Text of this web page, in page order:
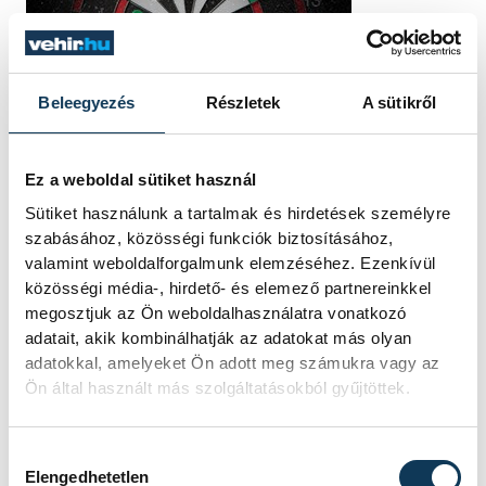
Beleegyezés Részletek A sütikről
Ez a weboldal sütiket használ
Sütiket használunk a tartalmak és hirdetések személyre
szabásához, közösségi funkciók biztosításához,
valamint weboldalforgalmunk elemzéséhez. Ezenkívül
közösségi média-, hirdető- és elemező partnereinkkel
megosztjuk az Ön weboldalhasználatra vonatkozó
adatait, akik kombinálhatják az adatokat más olyan
adatokkal, amelyeket Ön adott meg számukra vagy az
Ön által használt más szolgáltatásokból gyűjtöttek.
Elengedhetetlen